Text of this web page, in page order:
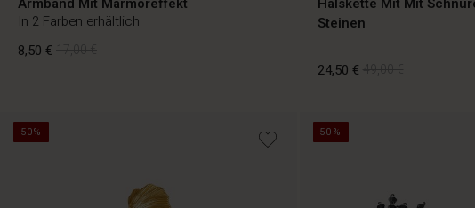
In 2 Farben erhältlich
8,50 €
8,50 €
Steinen
24,50 €
50% 50%